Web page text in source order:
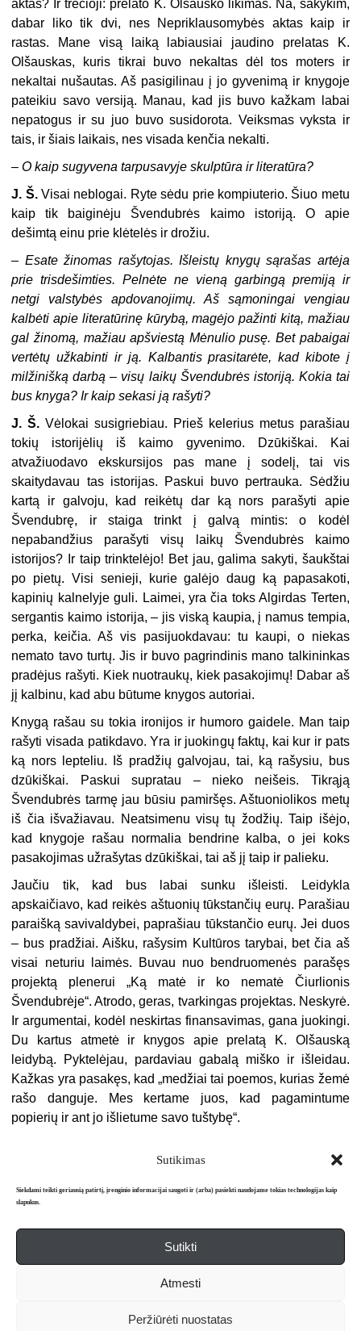
Sutikimas
Siekdami teikti geriausią patirtį, įrenginio informacijai saugoti ir (arba) pasiekti naudojame tokias technologijas kaip
slapukus.
Sutikti
Atmesti
Peržiūrėti nuostatas
aktas? Ir trečioji: prelato K. Olšausko likimas. Na, sakykim,
dabar liko tik dvi, nes Nepriklausomybės aktas kaip ir
rastas. Mane visą laiką labiausiai jaudino prelatas K.
Olšauskas, kuris tikrai buvo nekaltas dėl tos moters ir
nekaltai nušautas. Aš pasigilinau į jo gyvenimą ir knygoje
pateikiu savo versiją. Manau, kad jis buvo kažkam labai
nepatogus ir su juo buvo susidorota. Veiksmas vyksta ir
tais, ir šiais laikais, nes visada kenčia nekalti.
–O kaip sugyvena tarpusavyje skulptūra ir literatūra?
J. Š.Visai neblogai. Ryte sėdu prie kompiuterio. Šiuo metu
kaip tik baiginėju Švendubrės kaimo istoriją. O apie
dešimtą einu prie klėtelės ir drožiu.
– Esate žinomas rašytojas. Išleistų knygų sąrašas artėja
prie trisdešimties. Pelnėte ne vieną garbingą premiją ir
netgi valstybės apdovanojimų. Aš sąmoningai vengiau
kalbėti apie literatūrinę kūrybą, magėjo pažinti kitą, mažiau
gal žinomą, mažiau apšviestą Mėnulio pusę. Bet pabaigai
vertėtų užkabinti ir ją. Kalbantis prasitarėte, kad kibote į
milžinišką darbą – visų laikų Švendubrės istoriją. Kokia tai
bus knyga? Ir kaip sekasi ją rašyti?
J. Š. Vėlokai susigriebiau. Prieš kelerius metus parašiau
tokių istorijėlių iš kaimo gyvenimo. Dzūkiškai. Kai
atvažiuodavo ekskursijos pas mane į sodelį, tai vis
skaitydavau tas istorijas. Paskui buvo pertrauka. Sėdžiu
kartą ir galvoju, kad reikėtų dar ką nors parašyti apie
Švendubrę, ir staiga trinkt į galvą mintis: o kodėl
nepabandžius parašyti visų laikų Švendubrės kaimo
istorijos? Ir taip trinktelėjo! Bet jau, galima sakyti, šaukštai
po pietų. Visi senieji, kurie galėjo daug ką papasakoti,
kapinių kalnelyje guli. Laimei, yra čia toks Algirdas Terten,
sergantis kaimo istorija, – jis viską kaupia, į namus tempia,
perka, keičia. Aš vis pasijuokdavau: tu kaupi, o niekas
nemato tavo turtų. Jis ir buvo pagrindinis mano talkininkas
pradėjus rašyti. Kiek nuotraukų, kiek pasakojimų! Dabar aš
jį kalbinu, kad abu būtume knygos autoriai.
Knygą rašau su tokia ironijos ir humoro gaidele. Man taip
rašyti visada patikdavo. Yra ir juokingų faktų, kai kur ir pats
ką nors lepteliu. Iš pradžių galvojau, tai, ką rašysiu, bus
dzūkiškai. Paskui supratau – nieko neišeis. Tikrąją
Švendubrės tarmę jau būsiu pamiršęs. Aštuoniolikos metų
iš čia išvažiavau. Neatsimenu visų tų žodžių. Taip išėjo,
kad knygoje rašau normalia bendrine kalba, o jei koks
pasakojimas užrašytas dzūkiškai, tai aš jį taip ir palieku.
Jaučiu tik, kad bus labai sunku išleisti. Leidykla
apskaičiavo, kad reikės aštuonių tūkstančių eurų. Parašiau
paraišką savivaldybei, paprašiau tūkstančio eurų. Jei duos
– bus pradžiai. Aišku, rašysim Kultūros tarybai, bet čia aš
visai neturiu laimės. Buvau nuo bendruomenės parašęs
projektą plenerui „Ką matė ir ko nematė Čiurlionis
Švendubrėje“. Atrodo, geras, tvarkingas projektas. Neskyrė.
Ir argumentai, kodėl neskirtas finansavimas, gana juokingi.
Du kartus atmetė ir knygos apie prelatą K. Olšauską
leidybą. Pyktelėjau, pardaviau gabalą miško ir išleidau.
Kažkas yra pasakęs, kad „medžiai tai poemos, kurias žemė
rašo danguje. Mes kertame juos, kad pagamintume
popierių ir ant jo išlietume savo tuštybę“.